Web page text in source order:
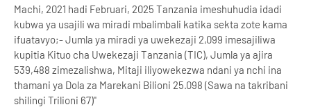
Machi, 2021 hadi Februari, 2025 Tanzania imeshuhudia idadi
kubwa ya usajili wa miradi mbalimbali katika sekta zote kama
ifuatavyo;- Jumla ya miradi ya uwekezaji 2,099 imesajiliwa
kupitia Kituo cha Uwekezaji Tanzania (TIC), Jumla ya ajira
539,488 zimezalishwa, Mitaji iliyowekezwa ndani ya nchi ina
thamani ya Dola za Marekani Bilioni 25.098 (Sawa na takribani
shilingi Trilioni 67)"